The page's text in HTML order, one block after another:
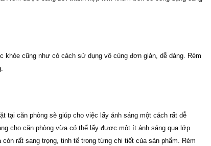
cũng như có cách sử dụng vô cùng đơn giản, dễ dàng. Rèm
.
tại căn phòng sẽ giúp cho việc lấy ánh sáng một cách rất dễ
cho căn phòng vừa có thể lấy được một ít ánh sáng qua lớp
rất sang trọng, tinh tế trong từng chi tiết của sản phẩm.
Rèm